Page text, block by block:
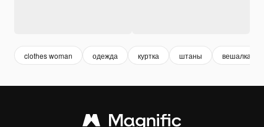
clothes woman одежда куртка штаны вешалка